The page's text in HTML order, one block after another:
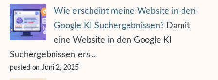
Wie erscheint meine Website in den
Google KI Suchergebnissen? Damit
eine Website in den Google KI
Suchergebnissen ers...
posted on Juni 2, 2025